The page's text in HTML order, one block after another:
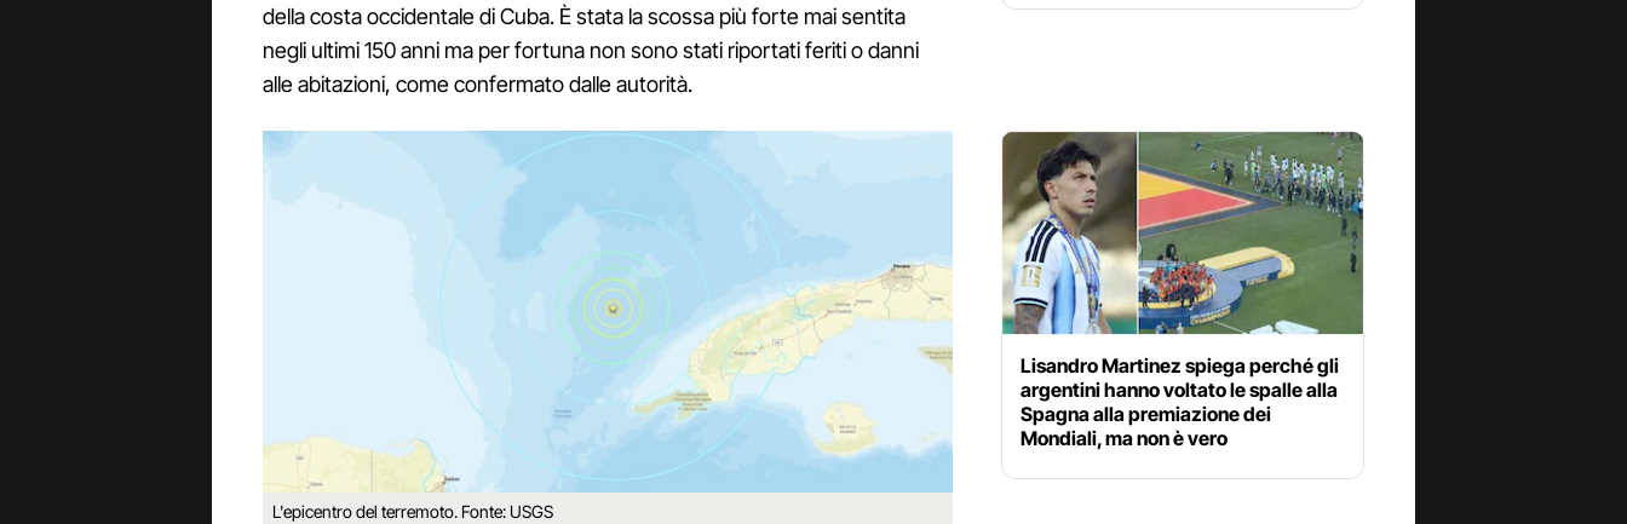
della costa occidentale di Cuba. È stata la scossa più forte mai sentita
negli ultimi 150 anni ma per fortuna non sono stati riportati feriti o danni
alle abitazioni, come confermato dalle autorità.
L'epicentro del terremoto. Fonte: USGS
Lisandro Martinez spiega perché gli
argentini hanno voltato le spalle alla
Spagna alla premiazione dei
Mondiali, ma non è vero